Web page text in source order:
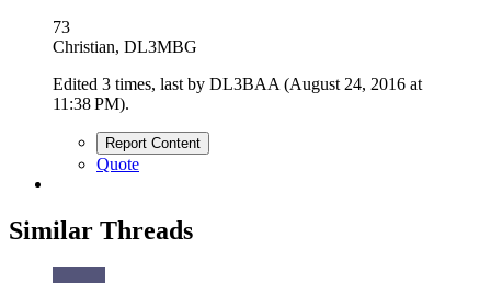
73
Christian, DL3MBG
Edited 3 times, last by DL3BAA (August 24, 2016 at
11:38 PM).
Report Content
Quote
Similar Threads